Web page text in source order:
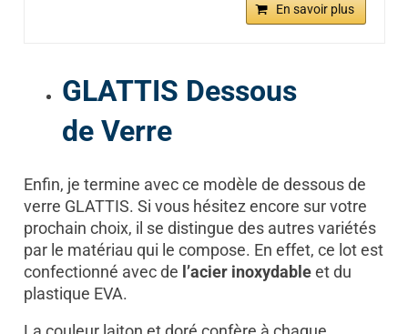
En savoir plus
GLATTIS Dessous
de Verre
Enfin, je termine avec ce modèle de dessous de
verre GLATTIS. Si vous hésitez encore sur votre
prochain choix, il se distingue des autres variétés
par le matériau qui le compose. En effet, ce lot est
confectionné avec de l’acier inoxydableet du
plastique EVA.